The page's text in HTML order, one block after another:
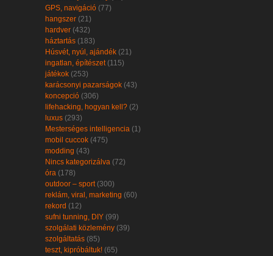
GPS, navigáció (77)
hangszer (21)
hardver (432)
háztartás (183)
Húsvét, nyúl, ajándék (21)
ingatlan, építészet(115)
játékok (253)
karácsonyi pazarságok (43)
koncepció (306)
lifehacking, hogyan kell? (2)
luxus (293)
Mesterséges intelligencia (1)
mobil cuccok (475)
modding (43)
Nincs kategorizálva (72)
óra (178)
outdoor – sport(300)
reklám, viral, marketing (60)
rekord (12)
sufni tunning, DIY (99)
szolgálati közlemény (39)
szolgáltatás (85)
teszt, kipróbáltuk! (65)